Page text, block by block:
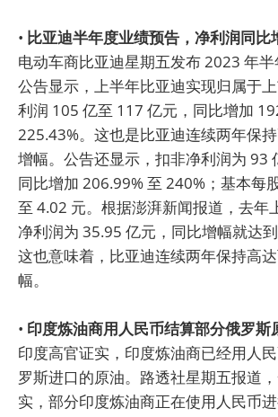
• 比亚迪半年度业绩预告，净利润同比
电动车商比亚迪星期五发布 2023 年半
公告显示，上半年比亚迪实现归属于
利润 105 亿至 117 亿元，同比增加
225.43%。这也是比亚迪连续两年保
增幅。公告还显示，扣非净利润为 93
同比增加 206.99% 至 240%；基本每
至 4.02 元。根据澎湃新闻报道，去年
净利润为 35.95 亿元，同比增幅就达到
这也意味着，比亚迪连续两年保持高
幅。
• 印度炼油商用人民币结算部分俄罗斯
印度高官证实，印度炼油商已经用人
罗斯进口的原油。路透社星期五报道
实，部分印度炼油商正在使用人民币